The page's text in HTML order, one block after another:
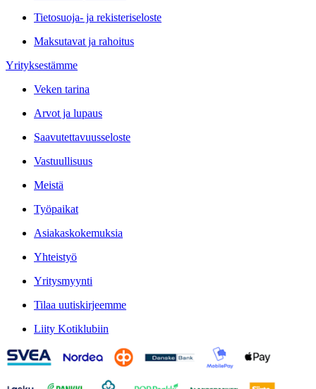
Tietosuoja- ja rekisteriseloste
Maksutavat ja rahoitus
Yrityksestämme
Veken tarina
Arvot ja lupaus
Saavutettavuusseloste
Vastuullisuus
Meistä
Työpaikat
Asiakaskokemuksia
Yhteistyö
Yritysmyynti
Tilaa uutiskirjeemme
Liity Kotiklubiin